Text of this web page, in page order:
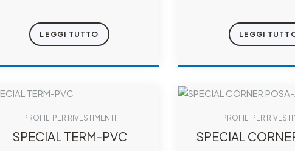
LEGGI TUTTO LEGGI
PROFILI PER RIVESTIMENTI
SPECIAL TERM-PVC
PROFILI PER
SPECIAL